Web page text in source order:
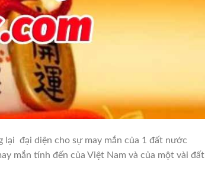
đại diện cho sự may mắn của 1 đất nước
mắn tính đến của Việt Nam và của một vài đất